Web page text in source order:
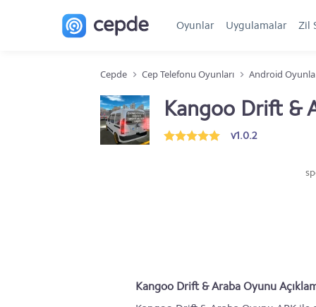
Oyunlar Uygulamalar Zil
Cepde Cep Telefonu Oyunları Android
Kangoo Drift &
v1.0.2
Kangoo Drift & Araba Oyunu